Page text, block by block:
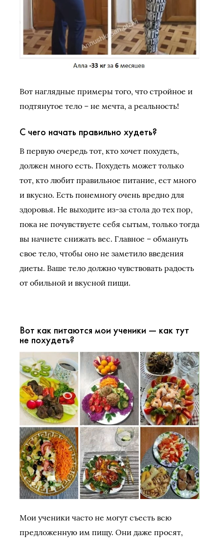
Вот наглядные примеры того, что стройное и
подтянутое тело – не мечта, а реальность!
С чего начать правильно худеть?
В первую очередь тот, кто хочет похудеть,
должен много есть. Похудеть может только
тот, кто любит правильное питание, ест много
и вкусно. Есть понемногу очень вредно для
здоровья. Не выходите из-за стола до тех пор,
пока не почувствуете себя сытым, только тогда
вы начнете снижать вес. Главное – обмануть
свое тело, чтобы оно не заметило введения
диеты. Ваше тело должно чувствовать радость
от обильной и вкусной пищи.
Вот как питаются мои ученики — как тут
не похудеть?
Мои ученики часто не могут съесть всю
предложенную им пищу. Они даже просят,